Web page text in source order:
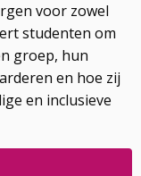
voor zowel
studenten om
groep, hun
en hoe zij
en inclusieve